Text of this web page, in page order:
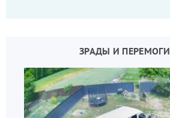
ЗРАДЫ И ПЕРЕМОГИ